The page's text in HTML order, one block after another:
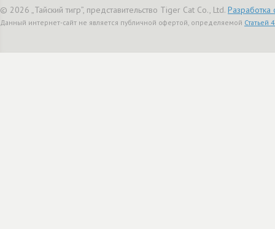
© 2026 „Тайский тигр”, представительство Tiger Cat Co., Ltd. Разработка
Данный интернет-сайт не является публичной офертой, определяемой Статьей